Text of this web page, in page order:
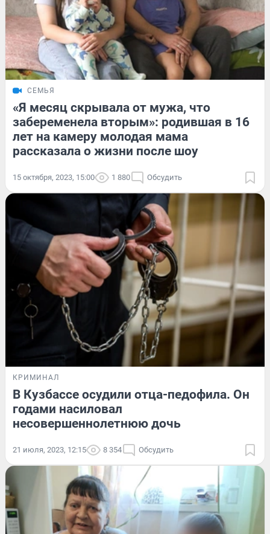
СЕМЬЯ
«Я месяц скрывала от мужа, что
забеременела вторым»: родившая в 16
лет на камеру молодая мама
рассказала о жизни после шоу
15 октября, 2023, 15:00 1 880 Обсудить
КРИМИНАЛ
В Кузбассе осудили отца-педофила. Он
годами насиловал
несовершеннолетнюю дочь
21 июля, 2023, 12:15 8 354 Обсудить